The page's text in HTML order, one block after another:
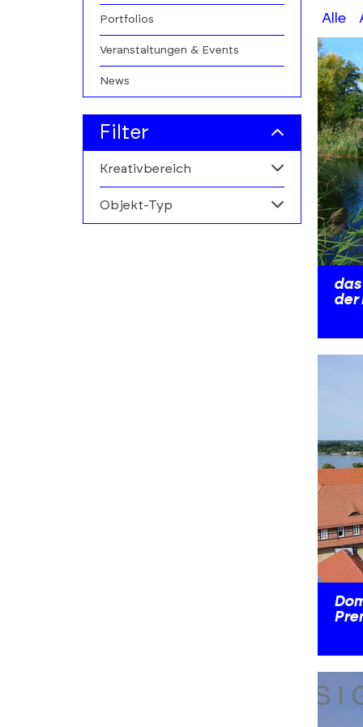
Portfolios
Veranstaltungen & Events
News
Filter
Kreativbereich
Alle
Objekt-Typ
A-
filters
Alle
der